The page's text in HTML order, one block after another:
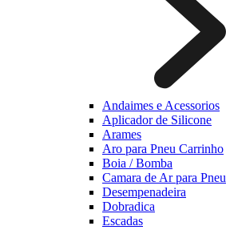
Andaimes e Acessorios
Aplicador de Silicone
Arames
Aro para Pneu Carrinho
Boia / Bomba
Camara de Ar para Pneu
Desempenadeira
Dobradica
Escadas